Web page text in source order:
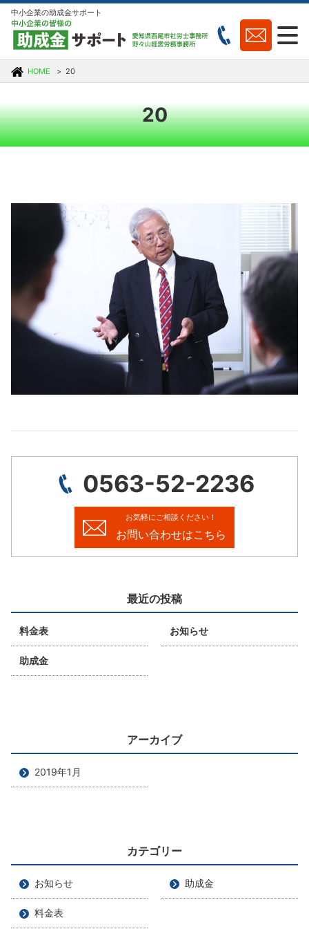
中小企業の助成金サポート
HOME 20
20
0563-52-2236
お気軽にご相談ください！
お問い合わせはこちら
最近の投稿
料金表 お知らせ
助成金
アーカイブ
2019年1月
カテゴリー
お知らせ 助成金
料金表